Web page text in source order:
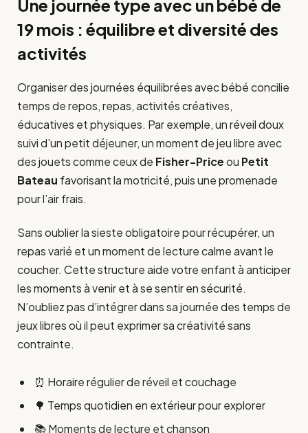
Une journée type avec un bébé de
19 mois : équilibre et diversité des
activités
Organiser des journées équilibrées avec bébé concilie
temps de repos, repas, activités créatives,
éducatives et physiques. Par exemple, un réveil doux
suivi d’un petit déjeuner, un moment de jeu libre avec
des jouets comme ceux de Fisher-Priceou Petit
Bateau favorisant la motricité, puis une promenade
pour l’air frais.
Sans oublier la sieste obligatoire pour récupérer, un
repas varié et un moment de lecture calme avant le
coucher. Cette structure aide votre enfant à anticiper
les moments à venir et à se sentir en sécurité.
N’oubliez pas d’intégrer dans sa journée des temps de
jeux libres où il peut exprimer sa créativité sans
contrainte.
⏰ Horaire régulier de réveil et couchage
🌳 Temps quotidien en extérieur pour explorer
📚 Moments de lecture et chanson